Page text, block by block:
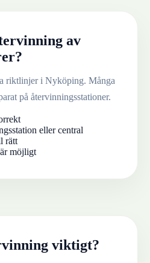
av
?
riktlinjer i Nyköping. Många
på återvinningsstationer.
eller central
rätt
möjligt
viktigt?